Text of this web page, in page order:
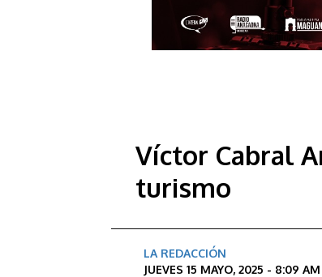
Víctor Cabral
turismo
LA REDACCIÓN
JUEVES 15 MAYO, 2025 - 8:09